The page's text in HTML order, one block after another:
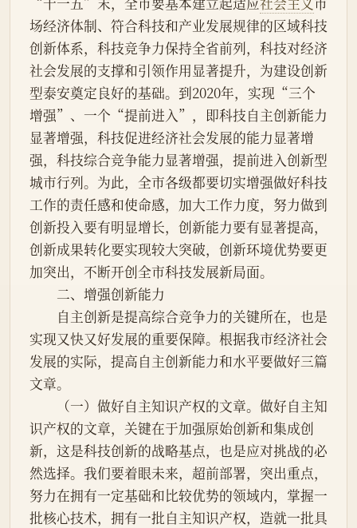
场经济体制、符合科技和产业发展规律的区域科技
创新体系，科技竞争力保持全省前列，科技对经济
社会发展的支撑和引领作用显著提升，为建设创新
型泰安奠定良好的基础。到2020年，实现“三个
增强”、一个“提前进入”，即科技自主创新能力
显著增强，科技促进经济社会发展的能力显著增
强，科技综合竞争能力显著增强，提前进入创新型
城市行列。为此，全市各级都要切实增强做好科技
工作的责任感和使命感，加大工作力度，努力做到
创新投入要有明显增长，创新能力要有显著提高，
创新成果转化要实现较大突破，创新环境优势要更
加突出，不断开创全市科技发展新局面。
二、增强创新能力
自主创新是提高综合竞争力的关键所在，也是
实现又快又好发展的重要保障。根据我市经济社会
发展的实际，提高自主创新能力和水平要做好三篇
文章。
（一）做好自主知识产权的文章。做好自主知
识产权的文章，关键在于加强原始创新和集成创
新，这是科技创新的战略基点，也是应对挑战的必
然选择。我们要着眼未来，超前部署，突出重点，
努力在拥有一定基础和比较优势的领域内，掌握一
批核心技术，拥有一批自主知识产权，造就一批具